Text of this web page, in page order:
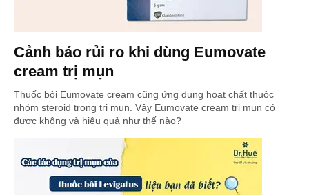
Cảnh báo rủi ro khi dùng Eumovate
cream trị mụn
Thuốc bôi Eumovate cream cũng ứng dụng hoạt chất thuộc
nhóm steroid trong trị mụn. Vậy Eumovate cream trị mụn có
được không và hiệu quả như thế nào?